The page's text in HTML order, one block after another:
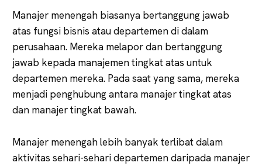
Manajer menengah biasanya bertanggung jawab
atas fungsi bisnis atau departemen di dalam
perusahaan. Mereka melapor dan bertanggung
jawab kepada manajemen tingkat atas untuk
departemen mereka. Pada saat yang sama, mereka
menjadi penghubung antara manajer tingkat atas
dan manajer tingkat bawah.
Manajer menengah lebih banyak terlibat dalam
aktivitas sehari-sehari departemen daripada manajer